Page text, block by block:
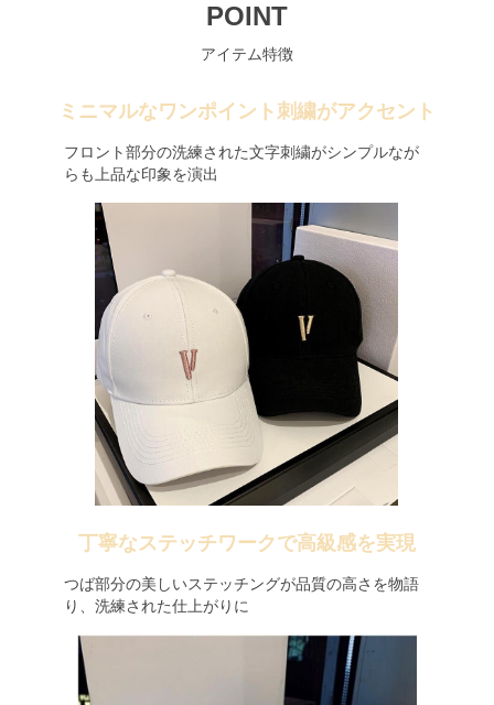
POINT
アイテム特徴
ミニマルなワンポイント刺繍がアクセント
フロント部分の洗練された文字刺繍がシンプルなが
らも上品な印象を演出
丁寧なステッチワークで高級感を実現
つば部分の美しいステッチングが品質の高さを物語
り、洗練された仕上がりに